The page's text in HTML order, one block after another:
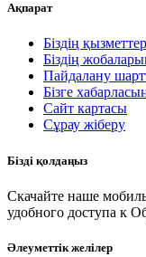
Ақпарат
Біздің
Біздің
Пайдалану
Бізге
Сайт картасы
Сұрау жіберу
Бізді қолдаңыз
Скачайте наше
удобного доступа к
Әлеуметтік желілер